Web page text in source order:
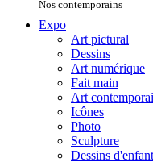
Nos contemporains
Expo
Art pictural
Dessins
Art numérique
Fait main
Art
Icônes
Photo
Sculpture
Dessins